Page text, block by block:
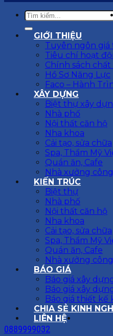
GIỚI THIỆU
Tuyên ngôn giá
Tiêu chí hoạt
Chính sách
Hồ Sơ Năng Lực
Faco – Hành
XÂY DỰNG
Biệt thự xây
Nhà phố
Nội thất căn hộ
Nha khoa
Cải tạo, sửa chữa
Spa, Thẩm Mỹ
Quán ăn, Cafe
Nhà xưởng
KIẾN TRÚC
Biệt thự
Nhà phố
Nội thất căn hộ
Nha khoa
Cải tạo, sửa chữa
Spa, Thẩm Mỹ
Quán ăn, Cafe
Nhà xưởng
BÁO GIÁ
Báo giá xây
Báo giá xây
Báo giá thiết kế
CHIA SẺ KINH
LIÊN HỆ
0889999032